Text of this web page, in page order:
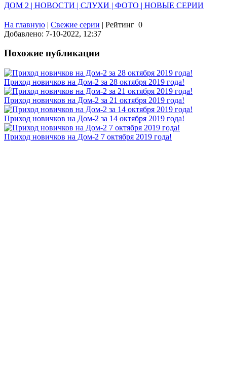
ДОМ 2 | НОВОСТИ | СЛУХИ | ФОТО | НОВЫЕ СЕРИИ
На главную | Свежие серии | Рейтинг 0
Добавлено: 7-10-2022, 12:37
Похожие публикации
Приход новичков на Дом-2 за 28 октября 2019 года!
Приход новичков на Дом-2 за 21 октября 2019 года!
Приход новичков на Дом-2 за 14 октября 2019 года!
Приход новичков на Дом-2 7 октября 2019 года!